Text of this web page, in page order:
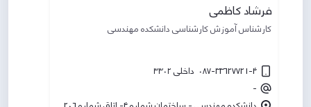
فرشاد کاظمی
کارشناس آموزش کارشناسی دانشکده مهندسی
087-33627721-4 داخلی ۳۳۰۲
-